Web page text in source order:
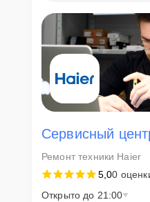
Если у клиента нет времени
крупногабаритной техники, он
доставку или услугу выезда
удобное место и время,
наличии оборудования
Как
диагностику и ремонт. Для
горячей линии или оставить
Сервисный
Ремонт техники Haier
5,00
Открыто до 21:00